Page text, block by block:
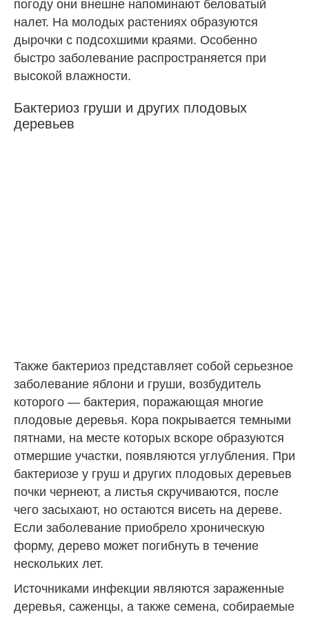
погоду они внешне напоминают беловатый
налет. На молодых растениях образуются
дырочки с подсохшими краями. Особенно
быстро заболевание распространяется при
высокой влажности.
Бактериоз груши и других плодовых
деревьев
Также бактериоз представляет собой серьезное
заболевание яблони и груши, возбудитель
которого — бактерия, поражающая многие
плодовые деревья. Кора покрывается темными
пятнами, на месте которых вскоре образуются
отмершие участки, появляются углубления. При
бактериозе у груш и других плодовых деревьев
почки чернеют, а листья скручиваются, после
чего засыхают, но остаются висеть на дереве.
Если заболевание приобрело хроническую
форму, дерево может погибнуть в течение
нескольких лет.
Источниками инфекции являются зараженные
деревья, саженцы, а также семена, собираемые